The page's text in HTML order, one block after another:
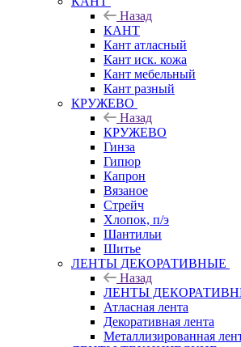
Назад
КАНТ
Кант атласный
Кант иск. кожа
Кант мебельный
Кант разный
КРУЖЕВО
Назад
КРУЖЕВО
Гинза
Гипюр
Капрон
Вязаное
Стрейч
Хлопок, п/э
Шантильи
Шитье
ЛЕНТЫ ДЕКОРАТИВНЫЕ
Назад
ЛЕНТЫ
Атласная лента
Декоративная лента
Металлизированная